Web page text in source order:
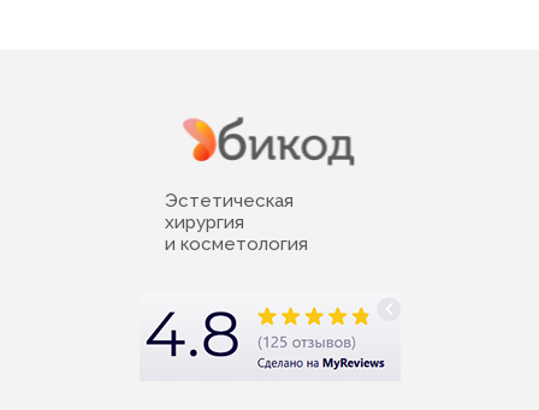
Эстетическая
хирургия
и косметология